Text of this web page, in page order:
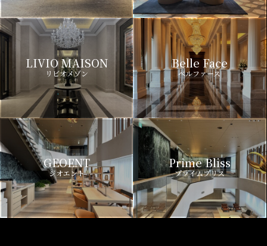
LIVIO MAISON
リビオメゾン
Belle Face
ベルファース
GEOENT
ジオエント
Prime Bliss
プライムブリス